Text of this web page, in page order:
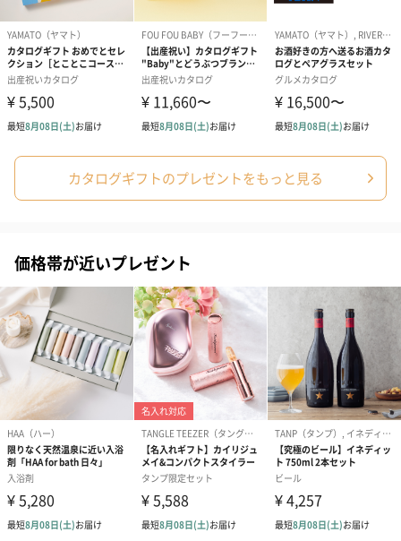
プリザーブドフラワー
ブーケ（ピンク）
（2,580円）
プリザーブドフラワー
ブーケ（ブルー）
（2,580円）
アミュレット
ク）（1,500円
ぬいぐるみ
フラワーテディベア
（2,390円）
テディベア（バニラ）
（1,760円）
テディベア（
ル）（1,760円
紅茶・コーヒー・スイーツ
カタログギフトのプレゼントをもっと見る
価格帯が近いプレゼント